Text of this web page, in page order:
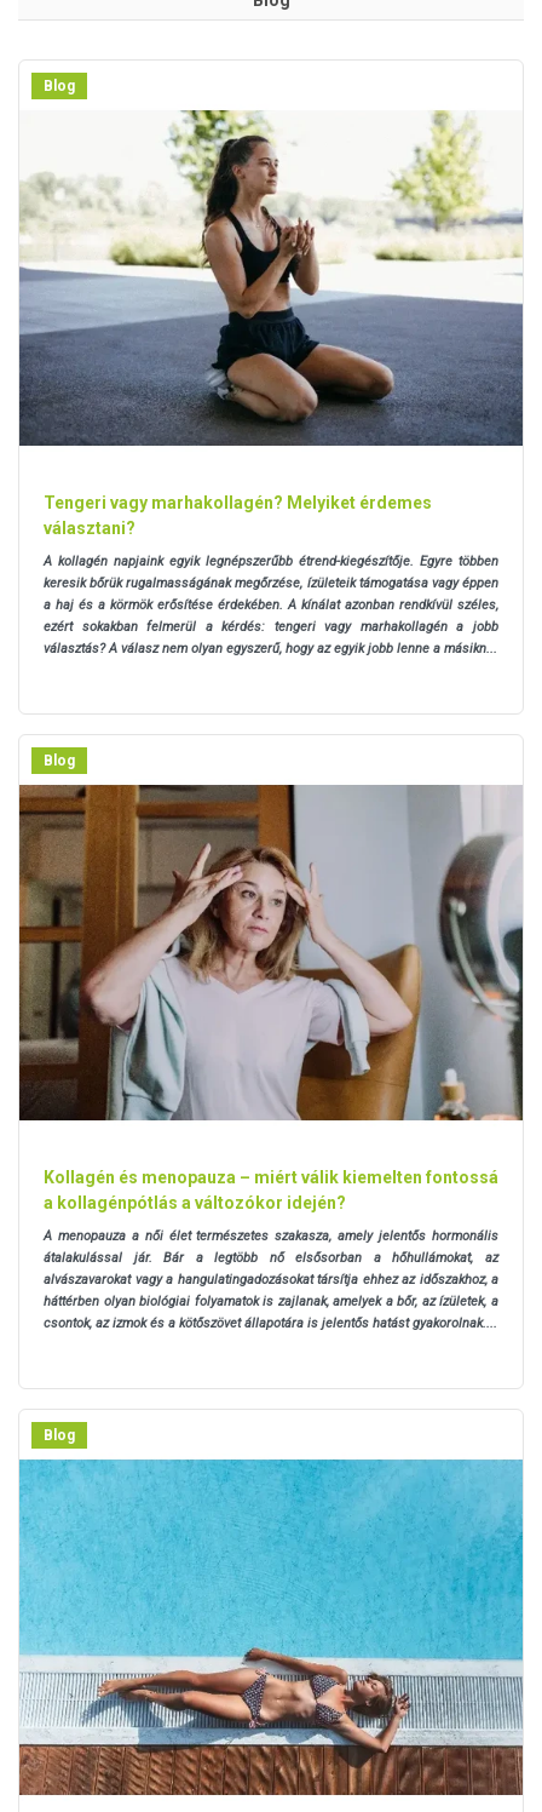
Blog
Tengeri vagy marhakollagén? Melyiket érdemes
választani?
A kollagén napjaink egyik legnépszerűbb étrend-kiegészítője. Egyre többen
keresik bőrük rugalmasságának megőrzése, ízületeik támogatása vagy éppen
a haj és a körmök erősítése érdekében. A kínálat azonban rendkívül széles,
ezért sokakban felmerül a kérdés: tengeri vagy marhakollagén a jobb
választás? A válasz nem olyan egyszerű, hogy az egyik jobb lenne a másikn...
Blog
Kollagén és menopauza – miért válik kiemelten fontossá
a kollagénpótlás a változókor idején?
A menopauza a női élet természetes szakasza, amely jelentős hormonális
átalakulással jár. Bár a legtöbb nő elsősorban a hőhullámokat, az
alvászavarokat vagy a hangulatingadozásokat társítja ehhez az időszakhoz, a
háttérben olyan biológiai folyamatok is zajlanak, amelyek a bőr, az ízületek, a
csontok, az izmok és a kötőszövet állapotára is jelentős hatást gyakorolnak....
Blog